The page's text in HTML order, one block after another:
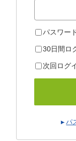
パスワー
30日間ロ
次回ログ
パ